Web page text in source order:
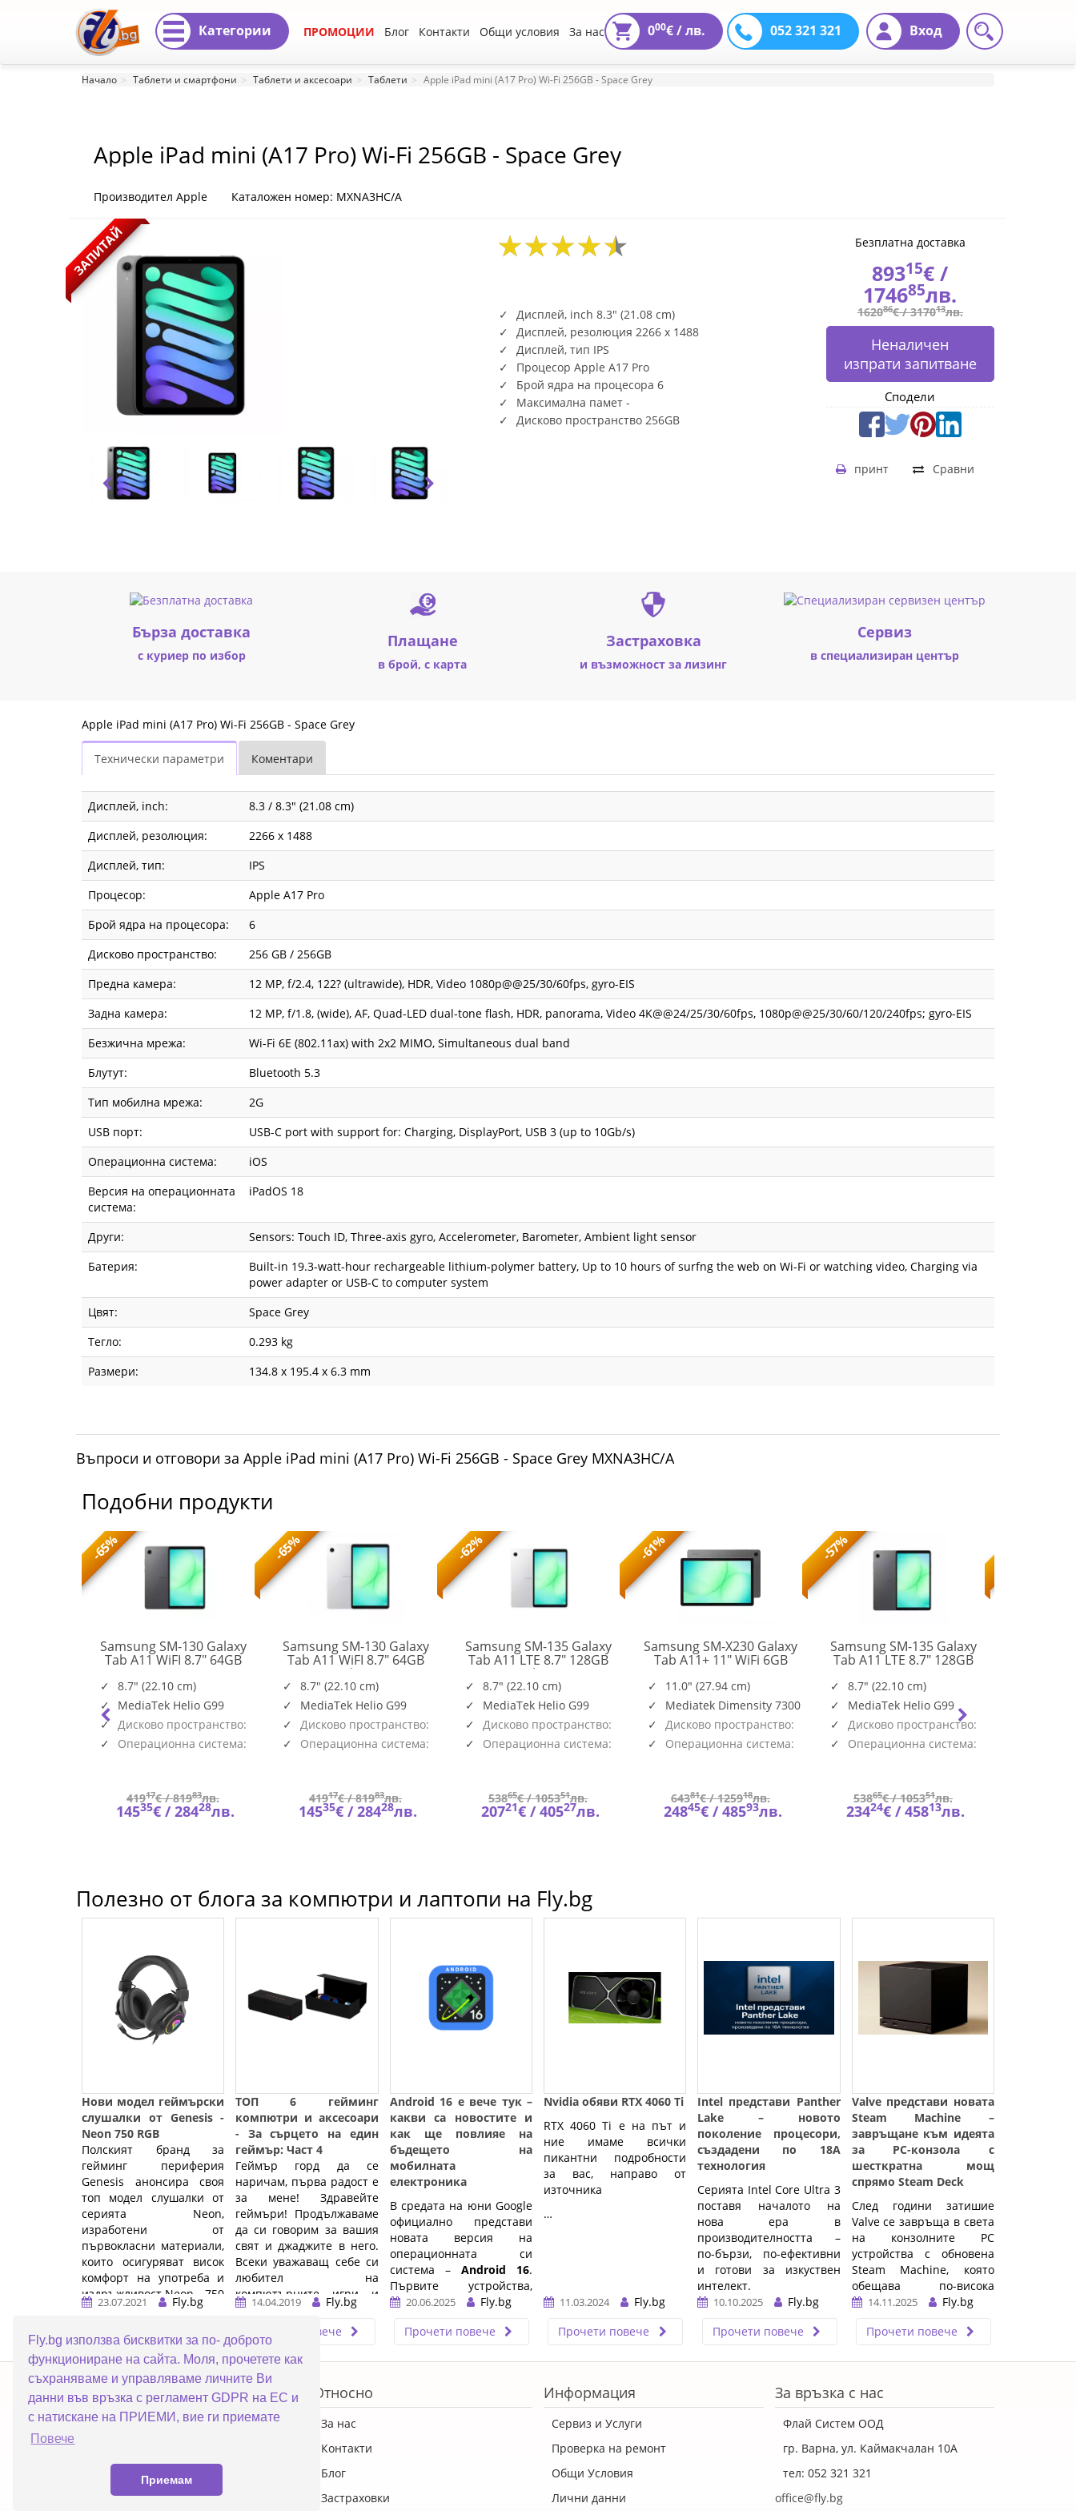
Fly.bg използва бисквитки за по- доброто
функциониране на сайта. Моля, прочетете как
съхраняваме и управляваме личните Ви
данни във връзка с регламент GDPR на ЕС и
с натискане на ПРИЕМИ, вие ги приемате
Повече
Приемам
Apple
(A17
Pro)
Wi-
Fi
256GB
Space
MXNA3HC/A
Fly.bg
Категории ПРОМОЦИИ Блог Контакти Общи условия За нас Вход
052 321 321
000€ /лв.
Начало Таблети и смартфони Таблети и аксесоари Таблети Apple iPad mini (A17 Pro) Wi-Fi 256GB - Space Grey
Apple iPad mini (A17 Pro) Wi-Fi 256GB - Space Grey
Производител Apple Каталожен номер: MXNA3HC/A
ЗАПИТАЙ
Дисплей, inch 8.3" (21.08 cm)
Дисплей, резолюция 2266 x 1488
Дисплей, тип IPS
Процесор Apple A17 Pro
Брой ядра на процесора 6
Максимална памет -
Дисково пространство 256GB
Безплатна доставка
89315€ /
174685лв.
162086€ /317013лв.
Неналичен
изпрати запитване
Сподели
Сравни
принт
Бърза доставка
с куриер по избор
Плащане
в брой, с карта
Застраховка
и възможност за лизинг
Cервиз
в специализиран център
Apple iPad mini (A17 Pro) Wi-Fi 256GB - Space Grey
Технически параметри Коментари
Дисплей, inch:
8.3 / 8.3" (21.08 cm)
Дисплей, резолюция:
2266 x 1488
Дисплей, тип:
IPS
Процесор:
Apple A17 Pro
Брой ядра на процесора:
6
Дисково пространство:
256 GB / 256GB
Предна камера:
12 MP, f/2.4, 122? (ultrawide), HDR, Video 1080p@@25/30/60fps, gyro-EIS
Задна камера:
12 MP, f/1.8, (wide), AF, Quad-LED dual-tone flash, HDR, panorama, Video 4K@@24/25/30/60fps, 1080p@@25/30/60/120/240fps; gyro-EIS
Безжична мрежа:
Wi-Fi 6E (802.11ax) with 2x2 MIMO, Simultaneous dual band
Блутут:
Bluetooth 5.3
Тип мобилна мрежа:
2G
USB порт:
USB-C port with support for: Charging, DisplayPort, USB 3 (up to 10Gb/s)
Операционна система:
iOS
Версия на операционната
система:
iPadOS 18
Други:
Sensors: Touch ID, Three-axis gyro, Accelerometer, Barometer, Ambient light sensor
Батерия:
Built-in 19.3-watt-hour rechargeable lithium-polymer battery, Up to 10 hours of surfng the web on Wi-Fi or watching video, Charging via
power adapter or USB-C to computer system
Цвят:
Space Grey
Тегло:
0.293 kg
Размери:
134.8 x 195.4 x 6.3 mm
Въпроси и отговори за Apple iPad mini (A17 Pro) Wi-Fi 256GB - Space Grey MXNA3HC/A
Подобни продукти
83L3001FBM
-65%
Samsung SM-130 Galaxy
Tab A11 WiFI 8.7" 64GB
X130NZAAEUE
8.7" (22.10 cm)
MediaTek Helio G99
Дисково пространство:
64GBОперационна система:
41917€ /81983лв.
14535€ /28428лв.
-65%
Samsung SM-130 Galaxy
Tab A11 WiFI 8.7" 64GB
Silver
X130NZSAEUE
8.7" (22.10 cm)
MediaTek Helio G99
Дисково пространство:
64GBОперационна система:
41917€ /81983лв.
14535€ /28428лв.
-62%
Samsung SM-135 Galaxy
Tab A11 LTE 8.7" 128GB
Silver
X135FZSEEUE
8.7" (22.10 cm)
MediaTek Helio G99
Дисково пространство:
128GBОперационна система:
53865€ /105351лв.
20721€ /40527лв.
-61%
Samsung SM-X230 Galaxy
Tab A11+ 11" WiFi 6GB
X230NZAREUE
11.0" (27.94 cm)
Mediatek Dimensity 7300
Дисково пространство:
128GBОперационна система:
64381€ /125918лв.
24845€ /48593лв.
-57%
Samsung SM-135 Galaxy
Tab A11 LTE 8.7" 128GB
X135FZAEEUE
8.7" (22.10 cm)
MediaTek Helio G99
Дисково пространство:
128GBОперационна система:
53865€ /105351лв.
23424€ /45813лв.
Полезно от блога за компютри и лаптопи на Fly.bg
Нови модел геймърски
слушалки от Genesis -
Neon 750 RGB
Полският бранд за
гейминг периферия
Genesis анонсира своя
топ модел слушалки от
серията Neon,
изработени от
първокласни материали,
които осигуряват висок
комфорт на употреба и
издръжливост.Neon 750
...…23.07.2021
Fly.bg
Прочети повече
ТОП 6 гейминг
компютри и аксесоари
- За сърцето на един
геймър: Част 4
Геймър горд да се
наричам, първа радост е
за мене! Здравейте
геймъри! Продължаваме
да си говорим за вашия
свят и джаджите в него.
Всеки уважаващ себе си
любител на
компютърните игри и
техните
предизвикателства ...…
14.04.2019
Fly.bg
Прочети повече
Android 16 е вече тук –
какви са новостите и
как ще повлияе на
бъдещето на
мобилната
електроника
В средата на юни Google
официално представи
новата версия на
операционната си
система – Android 16.
Първите устройства,
които я получиха, са Pixel
паралелно с това
тестове на своята
20.06.2025
Fly.bg
Прочети повече
Nvidia обяви RTX 4060 Ti
RTX 4060 Ti е на път и
ние имаме всички
пикантни подробности
за вас, направо от
източника
…
11.03.2024
Fly.bg
Прочети повече
Intel представи Panther
Lake – новото
поколение процесори,
създадени по 18A
технология
Серията Intel Core Ultra 3
поставя началото на
нова ера в
производителността –
по-бързи, по-ефективни
и готови за изкуствен
интелект.
… 10.10.2025
Fly.bg
Прочети повече
Valve представи новата
Steam Machine –
завръщане към идеята
за PC-конзола с
шесткратна мощ
спрямо Steam Deck
След години затишие
Valve се завръща в света
на конзолните PC
устройства с обновена
Steam Machine, която
обещава по-висока
производителност, по-
интеграция със
14.11.2025
Fly.bg
Прочети повече
ERROR5
Топ категории
ПРОМОЦИИ
Настолни компютри
Смартфони
Относно
За нас
Контакти
Блог
Застраховки
Информация
Сервиз и Услуги
Проверка на ремонт
Общи Условия
Лични данни
За връзка с нас
Флай Систем ООД
гр. Варна, ул. Каймакчалан 10А
тел: 052 321 321
office@fly.bg